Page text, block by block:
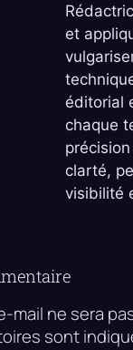
et
éditorial
chaque
précision
clarté,
visibilité
mail ne sera
sont